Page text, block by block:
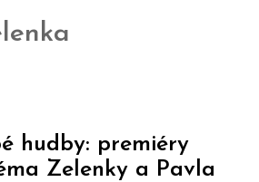
hudby: premiéry
Zelenky a Pavla